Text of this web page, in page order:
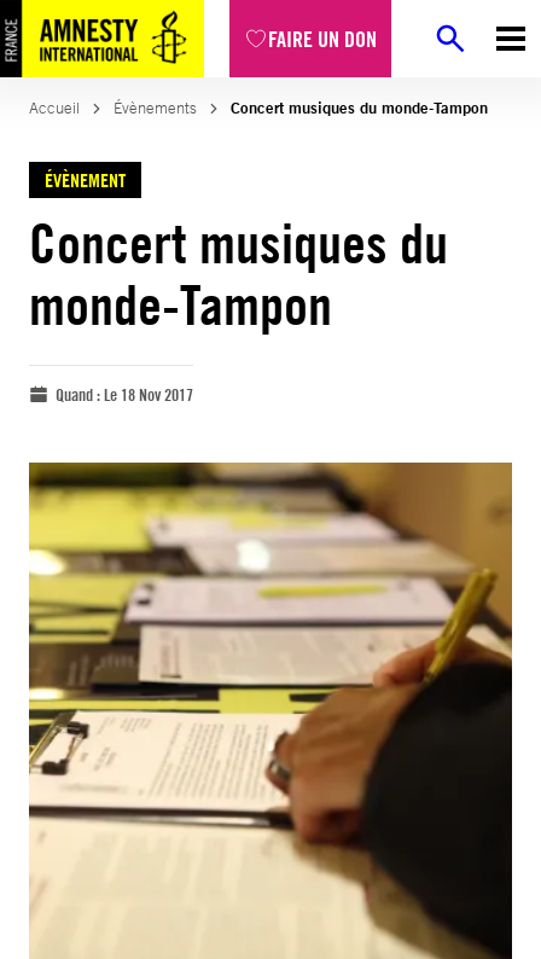
FAIRE UN DON
Accueil Évènements Concert musiques du monde-Tampon
ÉVÈNEMENT
Concert musiques du
monde-Tampon
Quand :Le 18 Nov 2017